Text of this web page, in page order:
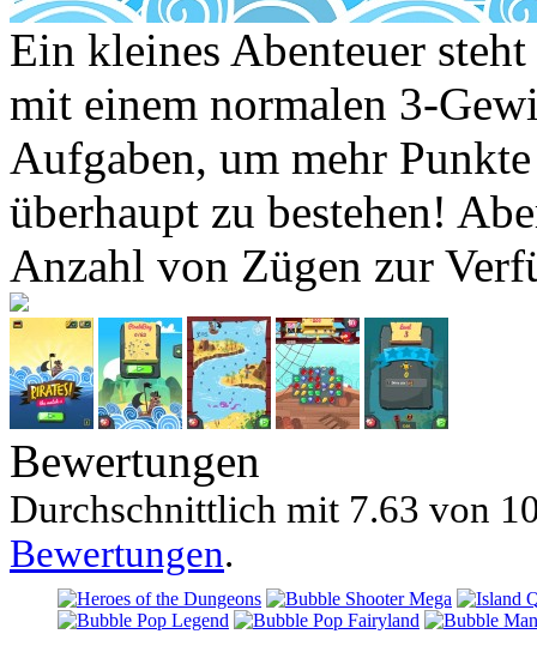
Ein kleines Abenteuer
mit einem normalen 3-
Aufgaben, um mehr
überhaupt zu bestehen!
Anzahl von Zügen zur
Bewertungen
Durchschnittlich mit 7.63 von
Bewertungen.